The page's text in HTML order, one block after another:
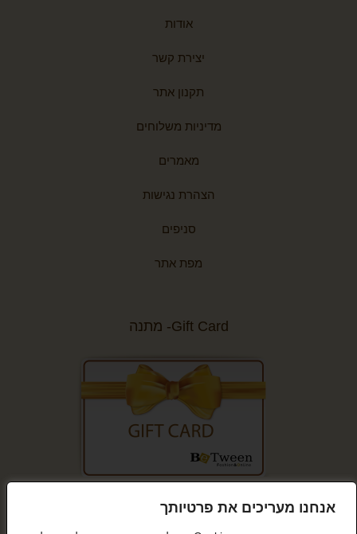
אנחנו מעריכים את פרטיותך
אודות
יצירת קשר
תקנון אתר
מדיניות משלוחים
מאמרים
הצהרת נגישות
סניפים
מפת אתר
Gift Card- מתנה
קנייה מאובטחת